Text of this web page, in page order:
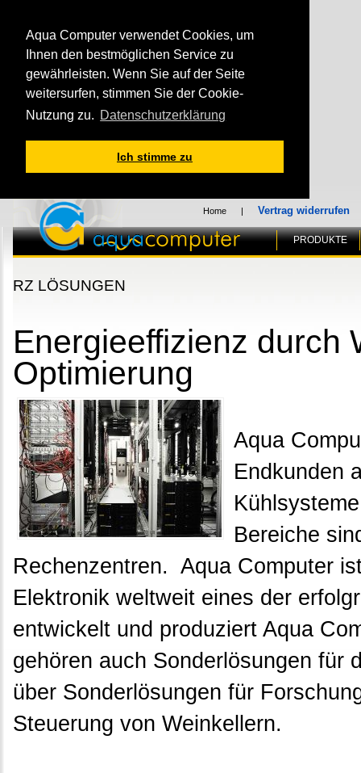
Aqua Computer verwendet Cookies, um
Ihnen den bestmöglichen Service zu
gewährleisten. Wenn Sie auf der Seite
weitersurfen, stimmen Sie der Cookie-
Nutzung zu. Datenschutzerklärung
Ich stimme zu
Home | Vertrag widerrufen
PRODUKTE
RZ LÖSUNGEN
Energieeffizienz durch
Optimierung
Aqua
Endkunden
Bereiche
Rechenzentren. Aqua Computer
Elektronik weltweit eines der
entwickelt und produziert Aqua
gehören auch Sonderlösungen für
über Sonderlösungen für
Steuerung von Weinkellern.